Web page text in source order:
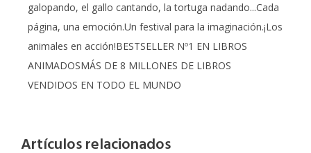
galopando, el gallo cantando, la tortuga nadando...Cada
página, una emoción.Un festival para la imaginación.¡Los
animales en acción!BESTSELLER Nº1 EN LIBROS
ANIMADOSMÁS DE 8 MILLONES DE LIBROS
VENDIDOS EN TODO EL MUNDO
Artículos relacionados